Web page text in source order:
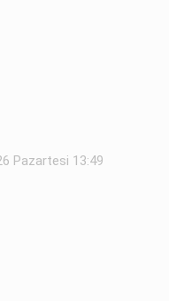
Pazartesi 13:49